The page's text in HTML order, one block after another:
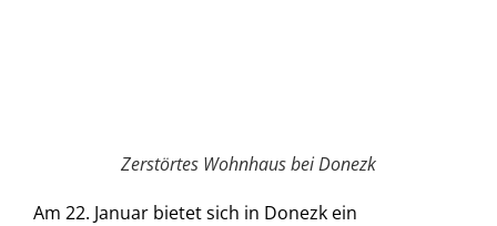
Zerstörtes Wohnhaus bei Donezk
Am 22. Januar bietet sich in Donezk ein